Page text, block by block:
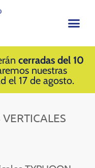
cerradas del 10
nuestras
el 17 de agosto.